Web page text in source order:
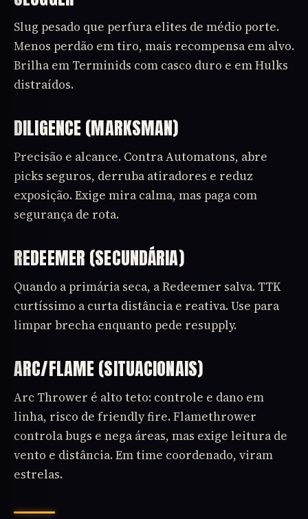
Slug pesado que perfura elites de médio porte.
Menos perdão em tiro, mais recompensa em alvo.
Brilha em Terminids com casco duro e em Hulks
distraídos.
DILIGENCE (MARKSMAN)
Precisão e alcance. Contra Automatons, abre
picks seguros, derruba atiradores e reduz
exposição. Exige mira calma, mas paga com
segurança de rota.
REDEEMER (SECUNDÁRIA)
Quando a primária seca, a Redeemer salva. TTK
curtíssimo a curta distância e reativa. Use para
limpar brecha enquanto pede resupply.
ARC/FLAME (SITUACIONAIS)
Arc Thrower é alto teto: controle e dano em
linha, risco de friendly fire. Flamethrower
controla bugs e nega áreas, mas exige leitura de
vento e distância. Em time coordenado, viram
estrelas.